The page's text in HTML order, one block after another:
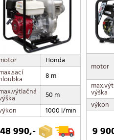
Honda
8 m
50 m
1000 l/min
48 990,-
motor
výška
výkon
9